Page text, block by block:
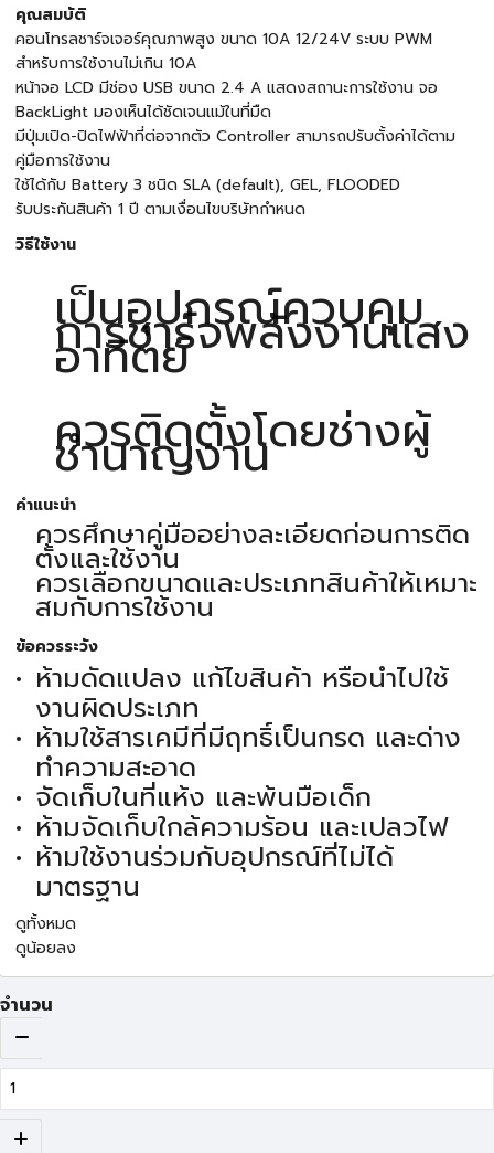
คุณสมบัติ
คอนโทรลชาร์จเจอร์คุณภาพสูง ขนาด 10A 12/24V ระบบ PWM
สำหรับการใช้งานไม่เกิน 10A
หน้าจอ LCD มีช่อง USB ขนาด 2.4 A แสดงสถานะการใช้งาน จอ
BackLight มองเห็นได้ชัดเจนแม้ในที่มืด
มีปุ่มเปิด-ปิดไฟฟ้าที่ต่อจากตัว Controller สามารถปรับตั้งค่าได้ตาม
คู่มือการใช้งาน
ใช้ได้กับ Battery 3 ชนิด SLA (default), GEL, FLOODED
รับประกันสินค้า 1 ปี ตามเงื่อนไขบริษัทกำหนด
วิธีใช้งาน
เป็นอุปกรณ์ควบคุม
การชาร์จพลังงานแสง
อาทิตย์
ควรติดตั้งโดยช่างผู้
ชำนาญงาน
คำแนะนำ
ควรศึกษาคู่มืออย่างละเอียดก่อนการติด
ตั้งและใช้งาน
ควรเลือกขนาดและประเภทสินค้าให้เหมาะ
สมกับการใช้งาน
ข้อควรระวัง
ห้ามดัดแปลง แก้ไขสินค้า หรือนำไปใช้
งานผิดประเภท
ห้ามใช้สารเคมีที่มีฤทธิ์เป็นกรด และด่าง
ทำความสะอาด
จัดเก็บในที่แห้ง และพ้นมือเด็ก
ห้ามจัดเก็บใกล้ความร้อน และเปลวไฟ
ห้ามใช้งานร่วมกับอุปกรณ์ที่ไม่ได้
มาตรฐาน
ดูทั้งหมด
ดูน้อยลง
จำนวน